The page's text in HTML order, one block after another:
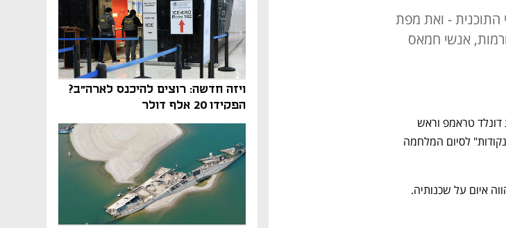
ויזה חדשה: רוצים להיכנס לארה"ב?
הפקידו 20 אלף דולר
- ואת מפת
אנשי חמאס
איום על שכנותיה.